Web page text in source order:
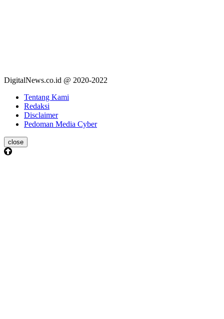
DigitalNews.co.id @ 2020-2022
Tentang Kami
Redaksi
Disclaimer
Pedoman Media Cyber
close